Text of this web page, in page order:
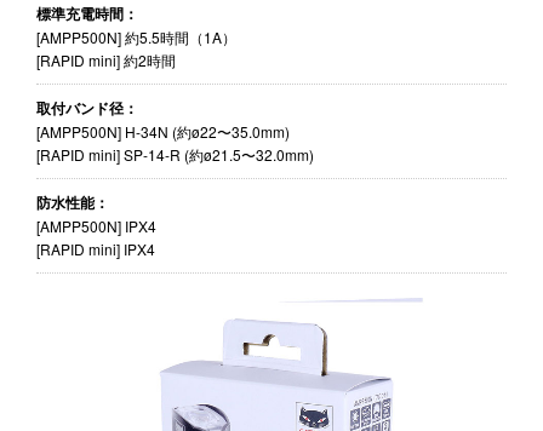
標準充電時間：
[AMPP500N] 約5.5時間（1A）
[RAPID mini] 約2時間
取付バンド径：
[AMPP500N] H-34N (約ø22〜35.0mm)
[RAPID mini] SP-14-R (約ø21.5〜32.0mm)
防水性能：
[AMPP500N] IPX4
[RAPID mini] IPX4